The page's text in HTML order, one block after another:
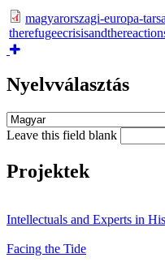
magyarorszagi-europa-
Nyelvválasztás
Leave this field blank
Projektek
Intellectuals and Experts in
Facing the Tide